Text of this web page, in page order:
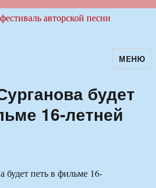
авторскойМЕНЮ
будет
16-летней